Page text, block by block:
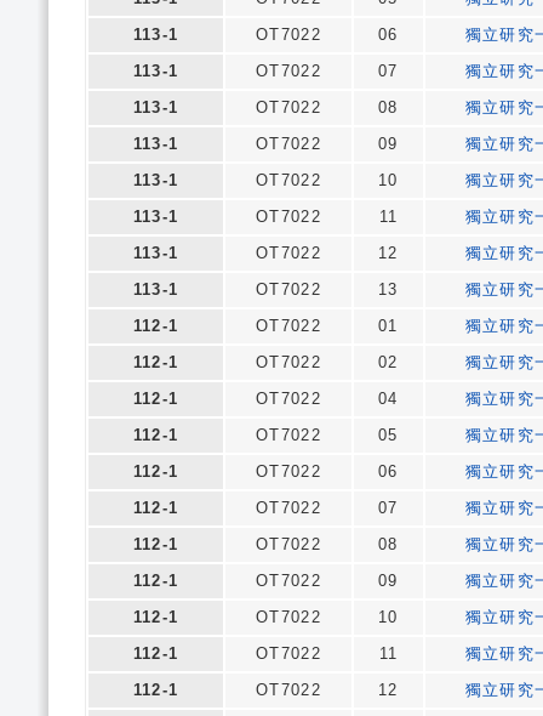
113-1
OT7022 06
獨立研究
113-1
OT7022 07
獨立研究
113-1
OT7022 08
獨立研究
113-1
OT7022 09
獨立研究
113-1
OT7022 10
獨立研究
113-1
OT7022 11
獨立研究
113-1
OT7022 12
獨立研究
113-1
OT7022 13
獨立研究
112-1
OT7022 01
獨立研究
112-1
OT7022 02
獨立研究
112-1
OT7022 04
獨立研究
112-1
OT7022 05
獨立研究
112-1
OT7022 06
獨立研究
112-1
OT7022 07
獨立研究
112-1
OT7022 08
獨立研究
112-1
OT7022 09
獨立研究
112-1
OT7022 10
獨立研究
112-1
OT7022 11
獨立研究
112-1
OT7022 12
獨立研究